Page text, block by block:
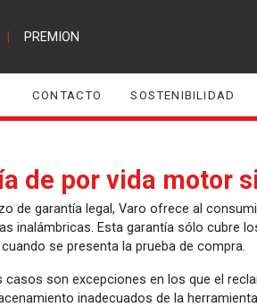
PREMION
CONTACTO SOSTENIBILIDAD
de por vida motor
de garantía legal, Varo ofrece al
inalámbricas. Esta garantía sólo cubre
se presenta la prueba de compra.
casos son excepciones en los que el
inadecuados de la